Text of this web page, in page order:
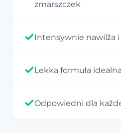
zmarszczek
Intensywnie nawilża
Lekka formuła
Odpowiedni dla